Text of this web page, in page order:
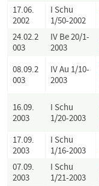
17.06.
2002
I Schu
1/50-2002
24.02.2
003
IV Be 20/1-
2003
08.09.2
003
IV Au 1/10-
2003
16.09.
2003
I Schu
1/20-2003
17.09.
2003
I Schu
1/16-2003
07.09.
2003
I Schu
1/21-2003